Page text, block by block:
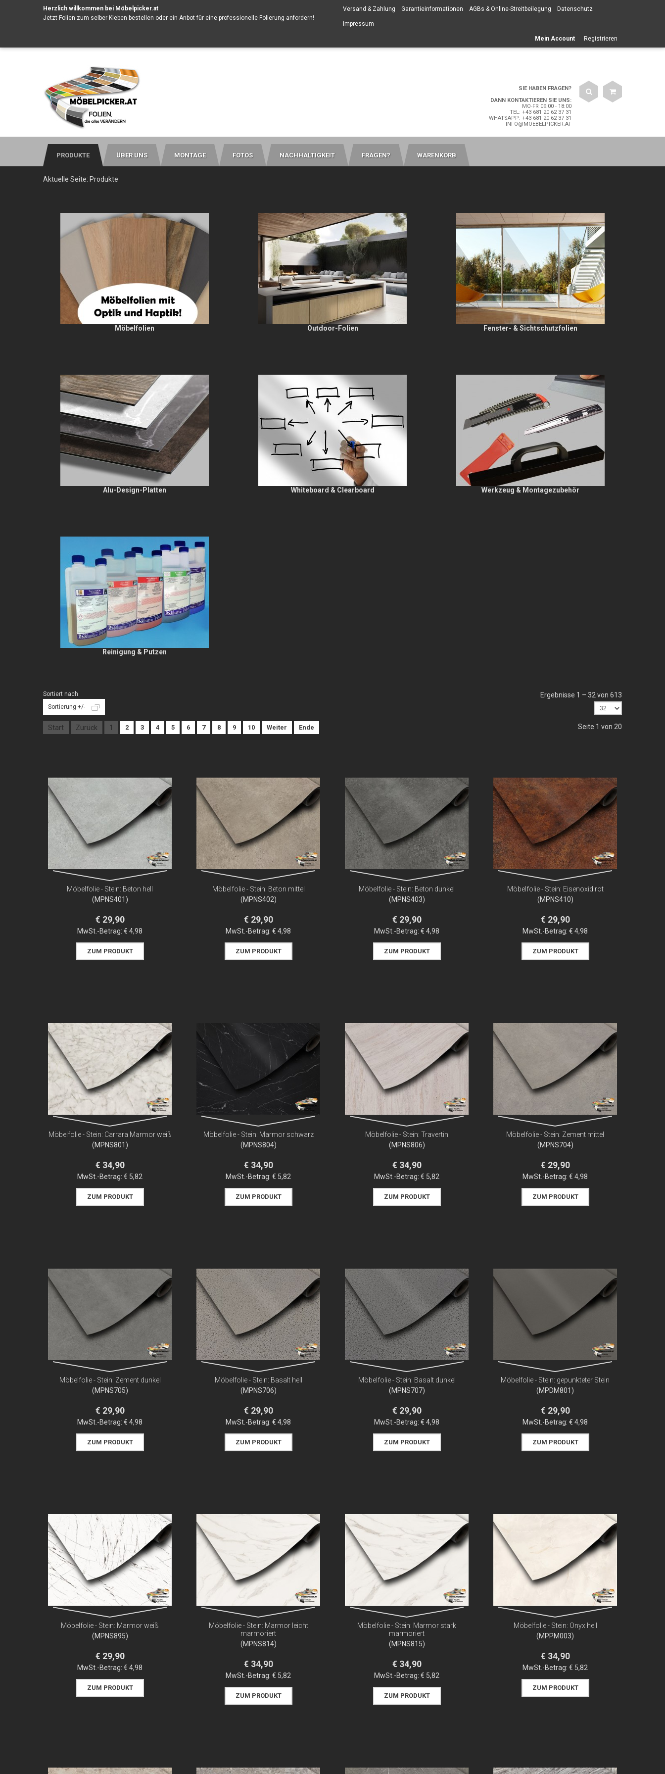
Herzlich willkommen bei Möbelpicker.at
Jetzt Folien zum selber Kleben bestellen oder ein Anbot für eine professionelle Folierung anfordern!
Versand & Zahlung Garantieinformationen AGBs & Online-Streitbeilegung Datenschutz
Impressum
Mein Account Registrieren
SIE HABEN FRAGEN?
DANN KONTAKTIEREN SIE UNS:
MO-FR 09:00 - 18:00
TEL: +43 681 20 62 37 31
WHATSAPP: +43 681 20 62 37 31
INFO@MOEBELPICKER.AT
PRODUKTE ÜBER UNS MONTAGE FOTOS NACHHALTIGKEIT FRAGEN? WARENKORB
Aktuelle Seite: Produkte
Möbelfolien Outdoor-Folien Fenster- & Sichtschutzfolien
Alu-Design-Platten Whiteboard & Clearboard Werkzeug & Montagezubehör
Reinigung & Putzen
Sortiert nach
Sortierung +/-
Ergebnisse 1 – 32 von 613
Start Zurück 1 2 3 4 5 6 7 8 9 10 Weiter Ende Seite 1 von 20
Möbelfolie - Stein: Beton hell
(MPNS401)
€ 29,90
MwSt.-Betrag: € 4,98
ZUM PRODUKT
Möbelfolie - Stein: Beton mittel
(MPNS402)
€ 29,90
MwSt.-Betrag: € 4,98
ZUM PRODUKT
Möbelfolie - Stein: Beton dunkel
(MPNS403)
€ 29,90
MwSt.-Betrag: € 4,98
ZUM PRODUKT
Möbelfolie - Stein: Eisenoxid rot
(MPNS410)
€ 29,90
MwSt.-Betrag: € 4,98
ZUM PRODUKT
Möbelfolie - Stein: Carrara Marmor weiß
(MPNS801)
€ 34,90
MwSt.-Betrag: € 5,82
ZUM PRODUKT
Möbelfolie - Stein: Marmor schwarz
(MPNS804)
€ 34,90
MwSt.-Betrag: € 5,82
ZUM PRODUKT
Möbelfolie - Stein: Travertin
(MPNS806)
€ 34,90
MwSt.-Betrag: € 5,82
ZUM PRODUKT
Möbelfolie - Stein: Zement mittel
(MPNS704)
€ 29,90
MwSt.-Betrag: € 4,98
ZUM PRODUKT
Möbelfolie - Stein: Zement dunkel
(MPNS705)
€ 29,90
MwSt.-Betrag: € 4,98
ZUM PRODUKT
Möbelfolie - Stein: Basalt hell
(MPNS706)
€ 29,90
MwSt.-Betrag: € 4,98
ZUM PRODUKT
Möbelfolie - Stein: Basalt dunkel
(MPNS707)
€ 29,90
MwSt.-Betrag: € 4,98
ZUM PRODUKT
Möbelfolie - Stein: gepunkteter Stein
(MPDM801)
€ 29,90
MwSt.-Betrag: € 4,98
ZUM PRODUKT
Möbelfolie - Stein: Marmor weiß
(MPNS895)
€ 29,90
MwSt.-Betrag: € 4,98
ZUM PRODUKT
Möbelfolie - Stein: Marmor leicht
marmoriert
(MPNS814)
€ 34,90
MwSt.-Betrag: € 5,82
ZUM PRODUKT
Möbelfolie - Stein: Marmor stark
marmoriert
(MPNS815)
€ 34,90
MwSt.-Betrag: € 5,82
ZUM PRODUKT
Möbelfolie - Stein: Onyx hell
(MPPM003)
€ 34,90
MwSt.-Betrag: € 5,82
ZUM PRODUKT